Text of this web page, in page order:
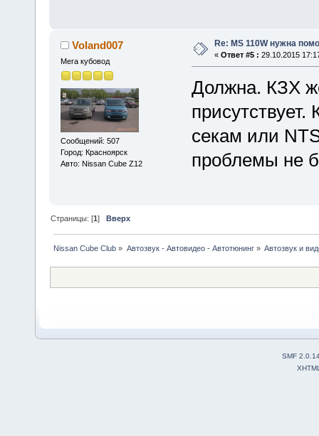
Voland007
Мега кубовод
Сообщений: 507
Город: Красноярск
Авто: Nissan Cube Z12
Re: MS 110W нужна
« Ответ #5 : 29.10.2015
Должна. КЗХ
секам или
проблемы не
Страницы: [1] Вверх
Nissan Cube Club » Автозвук - Автовидео - Автотюнинг» Автозвук и
SMF